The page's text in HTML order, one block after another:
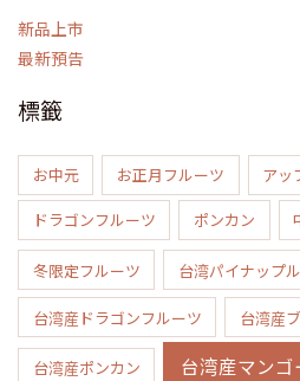
新品上市
最新預告
標籤
お中元 お正月フルーツ
アッ
ドラゴンフルーツ
ポンカン
冬限定フルーツ 台湾パイナップル
台湾産ドラゴンフルーツ 台湾産
台湾産ポンカン 台湾産マンゴ